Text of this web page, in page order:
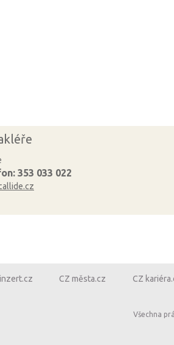
353 033 022
CZ města.cz CZ
Všechna